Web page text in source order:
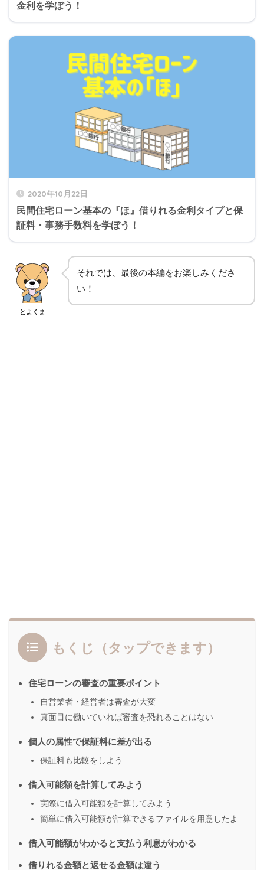
金利を学ぼう！
2020年10月22日
民間住宅ローン基本の『ほ』借りれる金利タイプと保
証料・事務手数料を学ぼう！
とよくま
それでは、最後の本編をお楽しみくださ
い！
もくじ（タップできます）
住宅ローンの審査の重要ポイント
自営業者・経営者は審査が大変
真面目に働いていれば審査を恐れることはない
個人の属性で保証料に差が出る
保証料も比較をしよう
借入可能額を計算してみよう
実際に借入可能額を計算してみよう
簡単に借入可能額が計算できるファイルを用意したよ
借入可能額がわかると支払う利息がわかる
借りれる金額と返せる金額は違う